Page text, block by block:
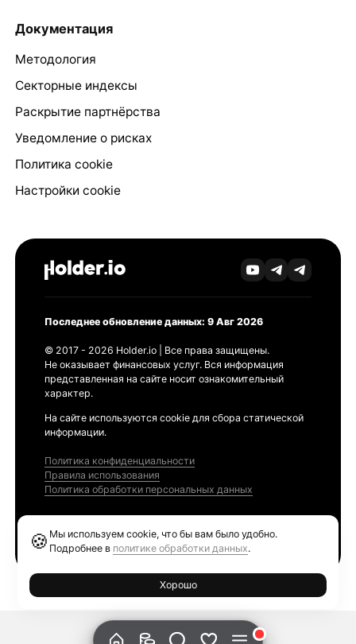
Документация
Методология
Секторные индексы
Раскрытие партнёрства
Уведомление о рисках
Политика cookie
Настройки cookie
Последнее обновление данных: 9 Авг 2026
© 2017 - 2026 Holder.io | Все права защищены.
Не оказывает финансовых услуг. Вся информация
представленная на сайте носит ознакомительный
характер.
На сайте используются cookie для сбора статической
информации.
Политика конфиденциальности
Правила использования
Политика обработки персональных данных
🍪 Мы используем cookie, что бы вам было удобно.
Подробнее в политике обработки данных.
Хорошо
Ethereum GAS Tracker